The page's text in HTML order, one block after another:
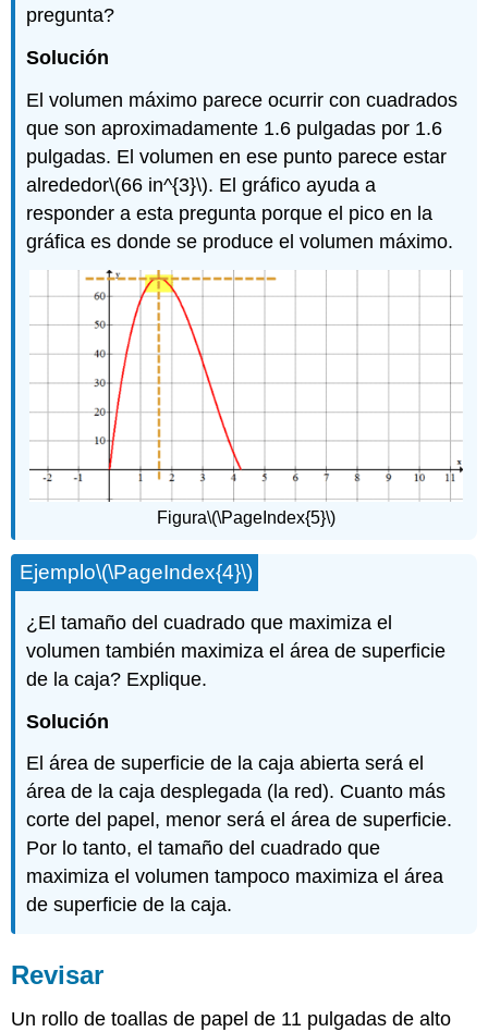
pregunta?
Solución
El volumen máximo parece ocurrir con cuadrados
que son aproximadamente 1.6 pulgadas por 1.6
pulgadas. El volumen en ese punto parece estar
alrededor\(66 in^{3}\). El gráfico ayuda a
responder a esta pregunta porque el pico en la
gráfica es donde se produce el volumen máximo.
Figura\(\PageIndex{5}\)
Ejemplo\(\PageIndex{4}\)
¿El tamaño del cuadrado que maximiza el
volumen también maximiza el área de superficie
de la caja? Explique.
Solución
El área de superficie de la caja abierta será el
área de la caja desplegada (la red). Cuanto más
corte del papel, menor será el área de superficie.
Por lo tanto, el tamaño del cuadrado que
maximiza el volumen tampoco maximiza el área
de superficie de la caja.
Revisar
Un rollo de toallas de papel de 11 pulgadas de alto